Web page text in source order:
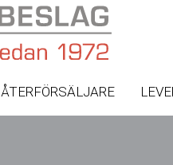
ÅTERFÖRSÄLJARE